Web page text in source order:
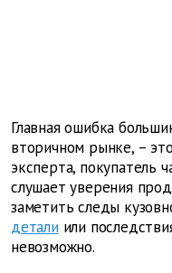
Главная ошибка
вторичном рынке, –
эксперта, покупатель
слушает уверения
заметить следы
деталиили
невозможно.